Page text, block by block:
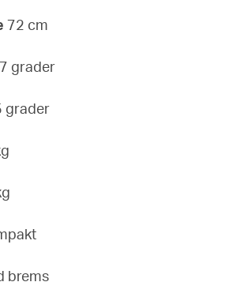
72 cm
grader
grader
brems